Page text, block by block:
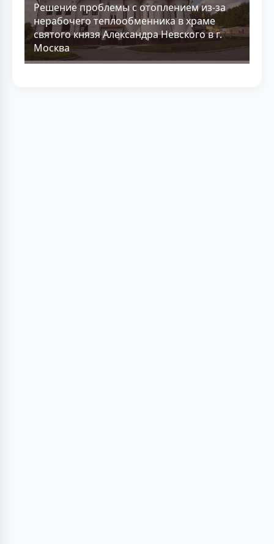
Решение проблемы с отоплением из-за
нерабочего теплообменника в храме
святого князя Александра Невского в г.
Москва